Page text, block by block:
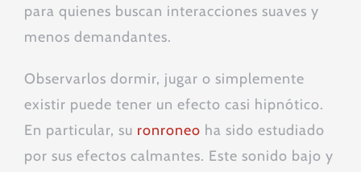
para quienes buscan interacciones suaves y
menos demandantes.
Observarlos dormir, jugar o simplemente
existir puede tener un efecto casi hipnótico.
En particular, su ronroneo ha sido estudiado
por sus efectos calmantes. Este sonido bajo y